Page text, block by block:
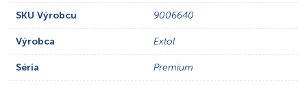
SKU Výrobcu 9006640
Výrobca Extol
Séria Premium